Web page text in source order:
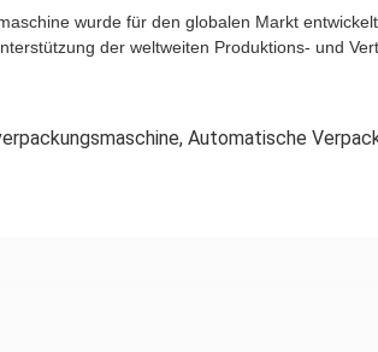
wurde für den globalen Markt
der weltweiten Produktions- und
, Automatische